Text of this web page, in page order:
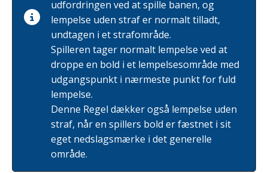
udfordringen ved at spille banen, og
lempelse uden straf er normalt tilladt,
undtagen i et strafområde.
Spilleren tager normalt lempelse ved at
droppe en bold i et lempelsesområde med
udgangspunkt i nærmeste punkt for fuld
lempelse.
Denne Regel dækker også lempelse uden
straf, når en spillers bold er fæstnet i sit
eget nedslagsmærke i det generelle
område.